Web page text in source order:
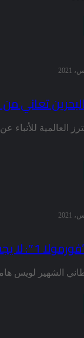
تعاني
العالمية
حقوق الإنسان في البحرين
إن “الفورمولا 1 لم يعد بإمكانها